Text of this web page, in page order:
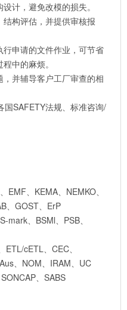
计，避免改模的损失。
构评估，并提供审核报
申请的文件作业，可节省
中的麻烦。
并辅导客户工厂审查的相
国SAFETY法规、标准咨询/
EMF、KEMA、NEMKO、
、GOST、ErP
mark、BSMl、PSB、
cETL、CEC、
、NOM、IRAM、UC
、SABS